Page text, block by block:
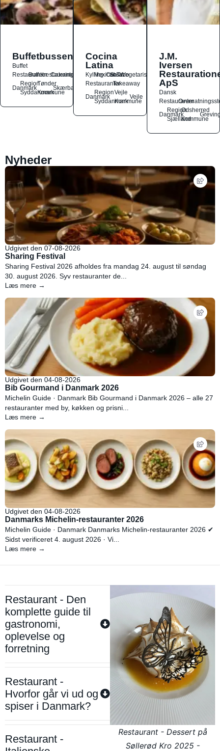
Buffetbussen
Buffet
Restauranter
Buffetrestauranter
Catering
Danmark
Region
Syddanmark
Tønder
Kommune
Skærbæk
Cocina
Latina
Kylling
Mexicansk
OstSalat
TacoVegetarisk
RestauranterTakeaway
Danmark
Region
Syddanmark
Vejle
Kommune
Vejle
J.M.
Iversen
ApS
Dansk
Restauranter
Danmark
Region
Sjælland
Odsherred
Kommune
Nyheder
Udgivet den 07-08-2026
Sharing Festival
Sharing Festival 2026 afholdes fra mandag 24. august til søndag
30. august 2026. Syv restauranter de...
Læs mere →
Udgivet den 04-08-2026
Bib Gourmand i Danmark 2026
Michelin Guide · Danmark Bib Gourmand i Danmark 2026 – alle 27
restauranter med by, køkken og prisni...
Læs mere →
Udgivet den 04-08-2026
Danmarks Michelin-restauranter 2026
Michelin Guide · Danmark Danmarks Michelin-restauranter 2026 ✔
Sidst verificeret 4. august 2026 · Vi...
Læs mere →
Restaurant - Den
komplette guide til
gastronomi,
oplevelse og
forretning
Restaurant -
Hvorfor går vi ud og
spiser i Danmark?
Restaurant -
Restaurant - Dessert på
Søllerød Kro 2025 -